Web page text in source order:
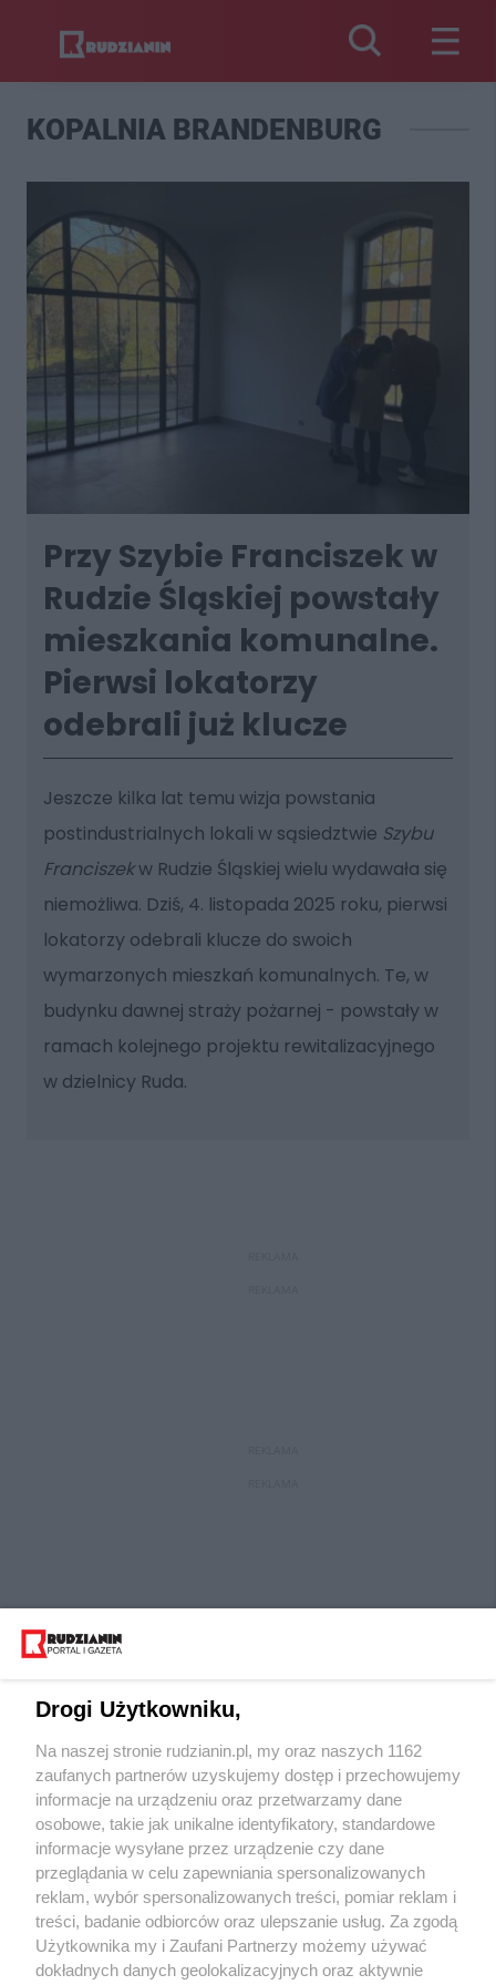
KOPALNIA BRANDENBURG
Przy Szybie Franciszek w
Rudzie Śląskiej powstały
mieszkania komunalne.
Pierwsi lokatorzy
odebrali już klucze
Jeszcze kilka lat temu wizja powstania
postindustrialnych lokali w sąsiedztwie Szybu
Franciszekw Rudzie Śląskiej wielu wydawała się
niemożliwa. Dziś, 4. listopada 2025 roku, pierwsi
lokatorzy odebrali klucze do swoich
wymarzonych mieszkań komunalnych. Te, w
budynku dawnej straży pożarnej - powstały w
ramach kolejnego projektu rewitalizacyjnego
w dzielnicy Ruda.
Wydawca mediów lokalnych
Nie zapomnij
zapoznać się z:
polityką prywatności regulamin korzystania z portali
Twojemiasto Skontaktuj sięz nami
Drogi Użytkowniku,
Na naszej stronie rudzianin.pl, my oraz naszych 1162
zaufanych partnerów uzyskujemy dostęp i przechowujemy
informacje na urządzeniu oraz przetwarzamy dane
osobowe, takie jak unikalne identyfikatory, standardowe
informacje wysyłane przez urządzenie czy dane
przeglądania w celu zapewniania spersonalizowanych
reklam, wybór spersonalizowanych treści, pomiar reklam i
treści, badanie odbiorców oraz ulepszanie usług. Za zgodą
Użytkownika my i Zaufani Partnerzy możemy używać
dokładnych danych geolokalizacyjnych oraz aktywnie